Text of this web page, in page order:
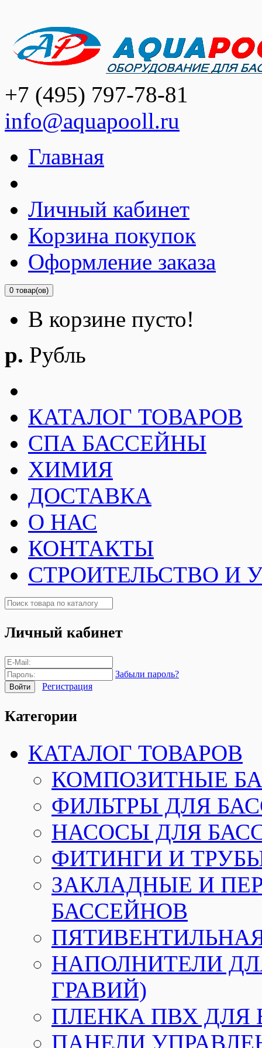
+7 (495) 797-78-81
info@aquapooll.ru
Главная
Личный кабинет
Корзина покупок
Оформление заказа
0 товар(ов)
В корзине пусто!
р. Рубль
КАТАЛОГ ТОВАРОВ
СПА БАССЕЙНЫ
ХИМИЯ
ДОСТАВКА
О НАС
КОНТАКТЫ
СТРОИТЕЛЬСТВО И
Личный кабинет
Забыли пароль?
Регистрация
Категории
КАТАЛОГ ТОВАРОВ
КОМПОЗИТНЫЕ
ФИЛЬТРЫ ДЛЯ
НАСОСЫ ДЛЯ
ФИТИНГИ И
ЗАКЛАДНЫЕ И
БАССЕЙНОВ
НАПОЛНИТЕЛИ
ГРАВИЙ)
ПЛЕНКА ПВХ ДЛЯ
ПАНЕЛИ